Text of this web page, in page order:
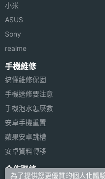
小米
ASUS
Sony
realme
手機維修
搞懂維修保固
手機送修要注意
手機泡水怎麼救
安卓手機重置
蘋果安卓跳槽
安卓資料轉移
合作聯絡
為了提供您更優質的個人化體